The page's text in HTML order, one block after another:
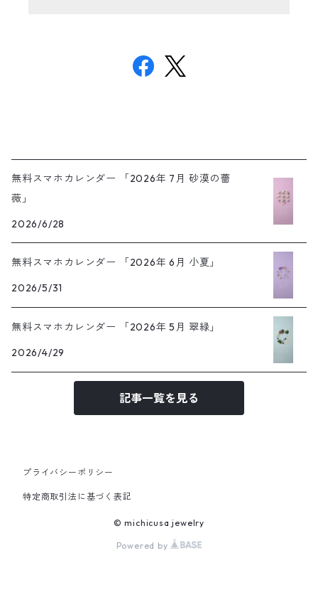
無料スマホカレンダー 「2026年 7月 砂漠の薔
薇」
2026/6/28
無料スマホカレンダー 「2026年 6月 小夏」
2026/5/31
無料スマホカレンダー 「2026年 5月 翠緑」
2026/4/29
記事一覧を見る
プライバシーポリシー
特定商取引法に基づく表記
© michicusa jewelry
Powered by